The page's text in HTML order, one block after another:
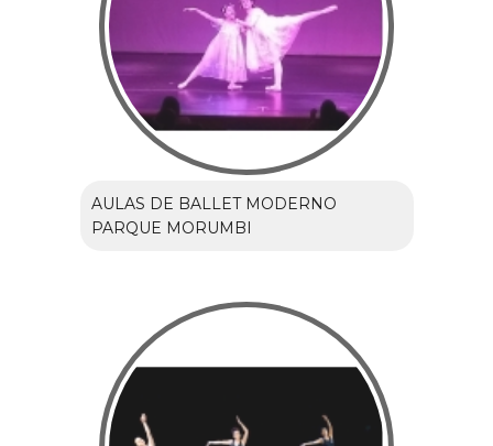
AULAS DE BALLET MODERNO
PARQUE MORUMBI